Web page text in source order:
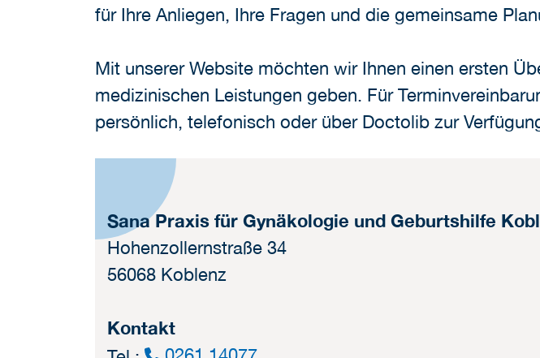
für Ihre Anliegen, Ihre Fragen und die gemeinsame
Mit unserer Website möchten wir Ihnen einen ersten
medizinischen Leistungen geben. Für
persönlich, telefonisch oder über Doctolib zur
Sana Praxis für Gynäkologie und Geburtshilfe
Hohenzollernstraße 34
56068 Koblenz
Kontakt